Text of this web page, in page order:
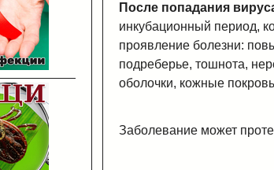
После попадания
инкубационный период,
проявление болезни:
подреберье, тошнота,
оболочки, кожные
Заболевание может